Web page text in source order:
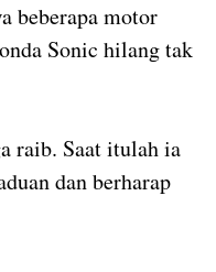
beberapa motor
Sonic hilang tak
raib. Saat itulah ia
dan berharap